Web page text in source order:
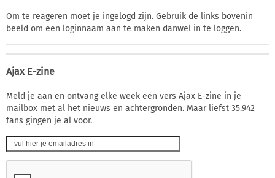
Om te reageren moet je ingelogd zijn. Gebruik de links bovenin
beeld om een loginnaam aan te maken danwel in te loggen.
Ajax E-zine
Meld je aan en ontvang elke week een vers Ajax E-zine in je
mailbox met al het nieuws en achtergronden. Maar liefst 35.942
fans gingen je al voor.